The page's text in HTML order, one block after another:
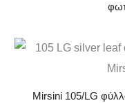
Mirsini 105/LG